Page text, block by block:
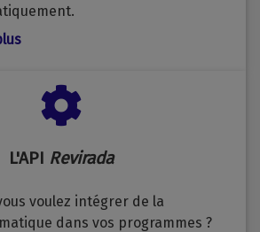
L'API Revirada
voulez intégrer de la
dans vos programmes ?